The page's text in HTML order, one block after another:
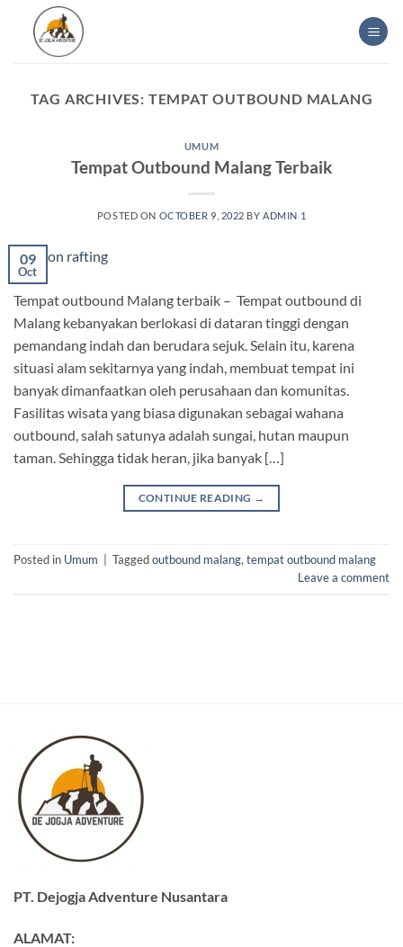
content
TAG ARCHIVES: TEMPAT OUTBOUND MALANG
UMUM
Tempat Outbound Malang Terbaik
POSTED ON OCTOBER 9, 2022 BY ADMIN 1
09
Oct
Tempat outbound Malang terbaik – Tempat outbound di
Malang kebanyakan berlokasi di dataran tinggi dengan
pemandang indah dan berudara sejuk. Selain itu, karena
situasi alam sekitarnya yang indah, membuat tempat ini
banyak dimanfaatkan oleh perusahaan dan komunitas.
Fasilitas wisata yang biasa digunakan sebagai wahana
outbound, salah satunya adalah sungai, hutan maupun
taman. Sehingga tidak heran, jika banyak […]
CONTINUE READING →
Posted in Umum Taggedoutbound malang,tempat outbound malang
Leave a comment
PT. Dejogja Adventure Nusantara
ALAMAT: